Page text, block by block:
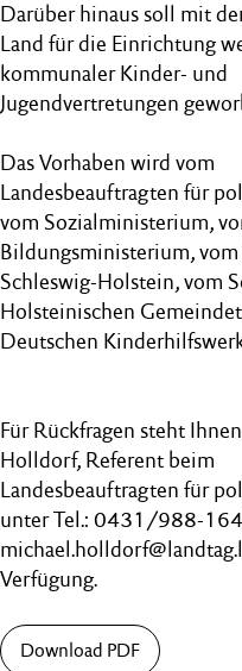
Darüber hinaus soll mit
Land für die Einrichtung
kommunaler Kinder- und
Jugendvertretungen
Das Vorhaben wird vom
Landesbeauftragten für
vom Sozialministerium,
Bildungsministerium, vom
Schleswig-Holstein, vom
Holsteinischen
Deutschen
Für Rückfragen steht
Holldorf, Referent beim
Landesbeauftragten für
unter Tel.: 0431/988-
Verfügung.
Download PDF